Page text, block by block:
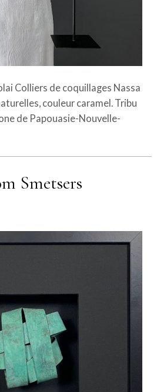
Colliers de coquillages Nassa
couleur caramel. Tribu
de Papouasie-Nouvelle-
Smetsers